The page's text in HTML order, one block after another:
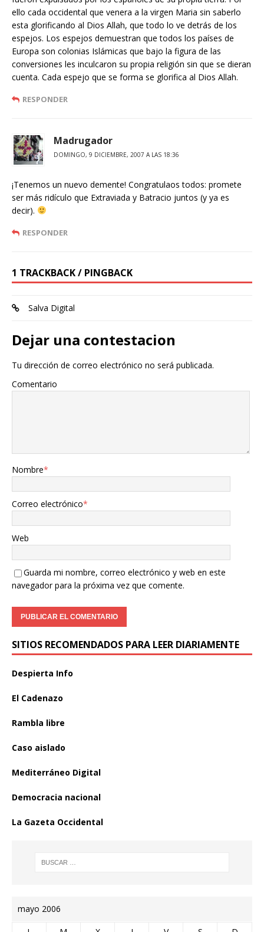
ello cada occidental que venera a la virgen Maria sin saberlo
esta glorificando al Dios Allah, que todo lo ve detrás de los
espejos. Los espejos demuestran que todos los países de
Europa son colonias Islámicas que bajo la figura de las
conversiones les inculcaron su propia religión sin que se dieran
cuenta. Cada espejo que se forma se glorifica al Dios Allah.
RESPONDER
Madrugador
DOMINGO, 9 DICIEMBRE, 2007 A LAS 18:36
¡Tenemos un nuevo demente! Congratulaos todos: promete
ser más ridículo que Extraviada y Batracio juntos (y ya es
decir).
RESPONDER
1 TRACKBACK / PINGBACK
Salva Digital
Dejar una contestacion
Tu dirección de correo electrónico no será publicada.
Comentario
Nombre*
Correo electrónico*
Web
Guarda mi nombre, correo electrónico y web en este
navegador para la próxima vez que comente.
SITIOS RECOMENDADOS PARA LEER DIARIAMENTE
Despierta Info
El Cadenazo
Rambla libre
Caso aislado
Mediterráneo Digital
Democracia nacional
La Gazeta Occidental
mayo 2006